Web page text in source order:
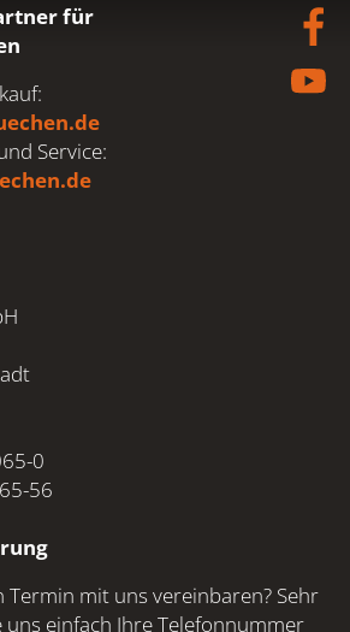
für
Service:
0
56
Termin mit uns vereinbaren? Sehr
uns einfach Ihre Telefonnummer